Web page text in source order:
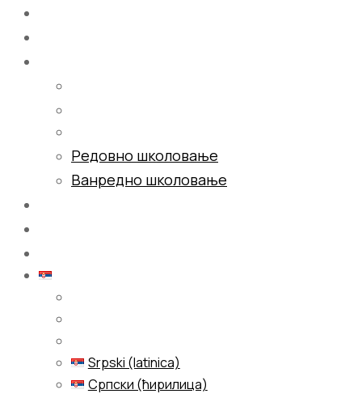
Редовно школовање
Ванредно школовање
Srpski (latinica)
Српски (ћирилица)